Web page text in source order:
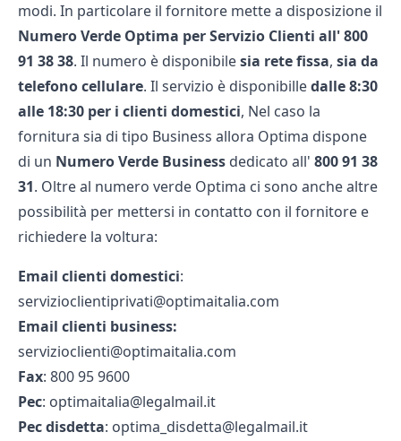
modi. In particolare il fornitore mette a disposizione il
Numero Verde Optima per Servizio Clienti all' 800
91 38 38. Il numero è disponibilesia rete fissa, sia da
telefono cellulare. Il servizio è disponibilledalle 8:30
alle 18:30 per i clienti domestici, Nel caso la
fornitura sia di tipo Business allora Optima dispone
di un Numero Verde Business dedicato all' 800 91 38
31. Oltre al numero verde Optima ci sono anche altre
possibilità per mettersi in contatto con il fornitore e
richiedere la voltura:
Email clienti domestici:
servizioclientiprivati@optimaitalia.com
Email clienti business:
servizioclienti@optimaitalia.com
Fax: 800 95 9600
Pec: optimaitalia@legalmail.it
Pec disdetta: optima_disdetta@legalmail.it